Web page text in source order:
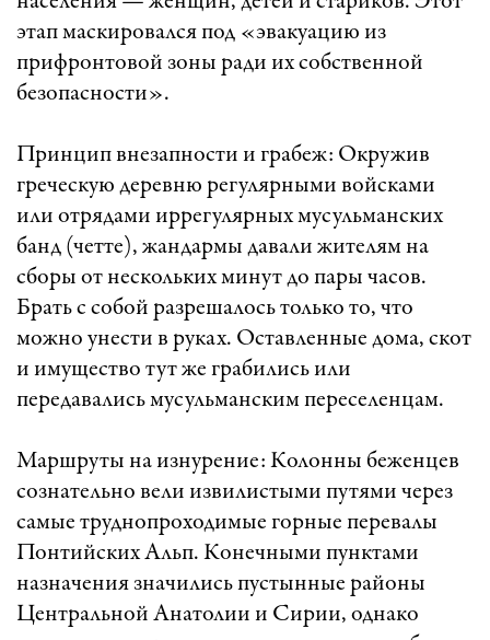
этап маскировался под «эвакуацию из
прифронтовой зоны ради их собственной
безопасности».
Принцип внезапности и грабеж: Окружив
греческую деревню регулярными войсками
или отрядами иррегулярных мусульманских
банд (четте), жандармы давали жителям на
сборы от нескольких минут до пары часов.
Брать с собой разрешалось только то, что
можно унести в руках. Оставленные дома, скот
и имущество тут же грабились или
передавались мусульманским переселенцам.
Маршруты на изнурение: Колонны беженцев
сознательно вели извилистыми путями через
самые труднопроходимые горные перевалы
Понтийских Альп. Конечными пунктами
назначения значились пустынные районы
Центральной Анатолии и Сирии, однако